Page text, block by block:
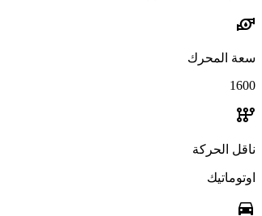
water_pump
سعة المحرك
1600
auto_transmission
ناقل الحركة
اوتوماتيك
directions_car